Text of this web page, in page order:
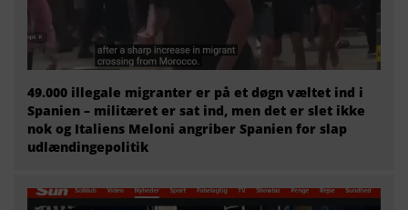
49.000 illegale migranter er på et døgn væltet ind i
Spanien – militæret er sat ind, men det er slet ikke
nok og Italiens Meloni angriber Spanien for slap
udlændingepolitik